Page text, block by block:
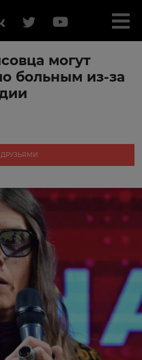
могут
больным из-за
ДРУЗЬЯМИ